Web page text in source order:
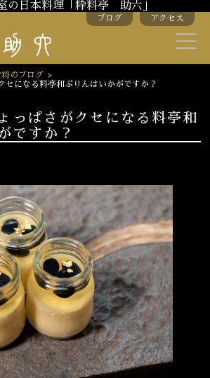
の日本料理「粋料亭 助六」
ブログ アクセス
将のブログ >
セになる料亭和ぷりんはいかがですか？
っぱさがクセになる料亭和
ですか？
お弁当
会議・舞台のご利用
法要
お顔合わせ
ウェディング